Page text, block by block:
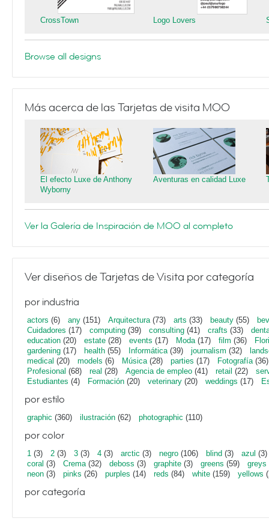
CrossTown Logo Lovers
Browse all designs
Más acerca de las Tarjetas de visita MOO
El efecto Luxe de Anthony
Wyborny
Aventuras en calidad Luxe
Ver la Galería de Inspiración de MOO al completo
Ver diseños de Tarjetas de Visita por categoría
por industria
actors (6) any (151) Arquitectura(73) arts (33) beauty (55)
Cuidadores (17) computing (39) consulting (41) crafts (33)
education (20) estate (28) events (17) Moda(17) film (36)
gardening (17) health (55) Informática(39) journalism (32)
medical (20) models (6) Música(28) parties (17) Fotografía(36)
Profesional (68) real (28) Agencia de empleo (41) retail (22)
Estudiantes (4) Formación (20) veterinary (20) weddings (17)
por estilo
graphic (360) ilustración (62) photographic (110)
por color
1 (3) 2 (3) 3 (3) 4 (3) arctic (3) negro (106) blind (3) azul (3)
coral (3) Crema(32) deboss (3) graphite (3) greens (59) greys
neon (3) pinks (26) purples (14) reds (84) white (159) yellows
por categoría